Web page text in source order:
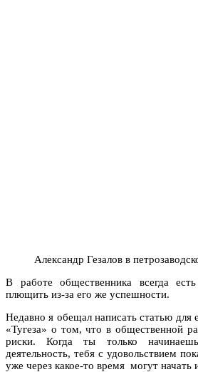
Александр Гезалов в
В работе общественника всегда
плющить из-за его же успешности.
Недавно я обещал написать статью
«Тугеза» о том, что в общественной
риски. Когда ты только
деятельность, тебя с удовольствием
уже через какое-то время могут начать